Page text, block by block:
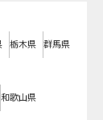
栃木県 群馬県
和歌山県